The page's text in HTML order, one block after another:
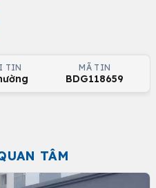
TIN MÃ TIN
BDG118659
TÂM